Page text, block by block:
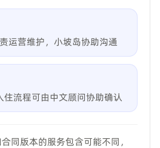
运营维护，小坡岛协助沟通
住流程可由中文顾问协助确认
同版本的服务包含可能不同，